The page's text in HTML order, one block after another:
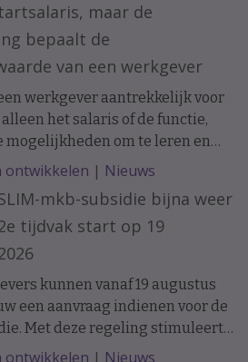
maar de
bepaalt de
van een werkgever
werkgever aantrekkelijk voor
het salaris of de functie,
mogelijkheden om te leren en
doen. Onderzoek naar de
werknemers laat zien dat de
binnen een organisatie op
verschil kunnen maken.
ontwikkelen | Nieuws
mkb-subsidie bijna weer
tijdvak start op 19
kunnen vanaf 19 augustus
een aanvraag indienen voor de
Met deze regeling stimuleert
van Sociale Zaken en
ontwikkelen | Nieuws